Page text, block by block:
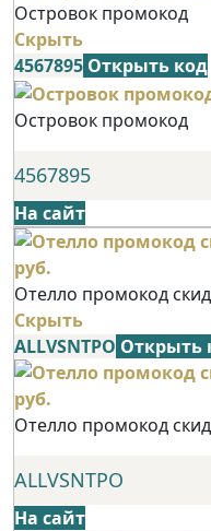
Островок промокод
Скрыть
4567895 Открыть код
Островок промокод
4567895
На сайт
Отелло промокод
Скрыть
ALLVSNTPO Открыть
Отелло промокод
ALLVSNTPO
На сайт